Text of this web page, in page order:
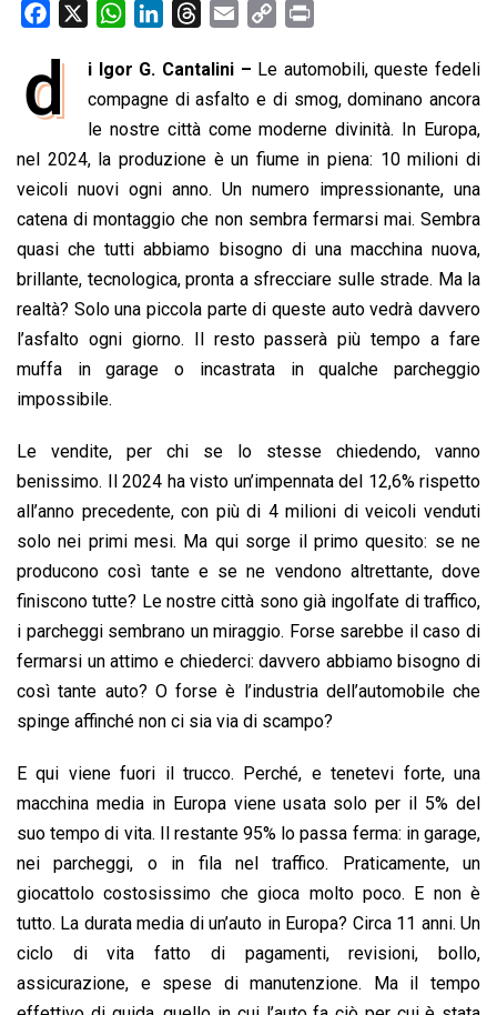
e
o
o
k
W
a
t
s
A
p
p
n
k
e
d
n
r
e
a
d
s
a
i
l
p
y
L
i
n
k
i
n
t
d i Igor G. Cantalini – Le automobili, queste fedeli
compagne di asfalto e di smog, dominano ancora
le nostre città come moderne divinità. In Europa,
nel 2024, la produzione è un fiume in piena: 10 milioni di
veicoli nuovi ogni anno. Un numero impressionante, una
catena di montaggio che non sembra fermarsi mai. Sembra
quasi che tutti abbiamo bisogno di una macchina nuova,
brillante, tecnologica, pronta a sfrecciare sulle strade. Ma la
realtà? Solo una piccola parte di queste auto vedrà davvero
l’asfalto ogni giorno. Il resto passerà più tempo a fare
muffa in garage o incastrata in qualche parcheggio
impossibile.
Le vendite, per chi se lo stesse chiedendo, vanno
benissimo. Il 2024 ha visto un’impennata del 12,6% rispetto
all’anno precedente, con più di 4 milioni di veicoli venduti
solo nei primi mesi. Ma qui sorge il primo quesito: se ne
producono così tante e se ne vendono altrettante, dove
finiscono tutte? Le nostre città sono già ingolfate di traffico,
i parcheggi sembrano un miraggio. Forse sarebbe il caso di
fermarsi un attimo e chiederci: davvero abbiamo bisogno di
così tante auto? O forse è l’industria dell’automobile che
spinge affinché non ci sia via di scampo?
E qui viene fuori il trucco. Perché, e tenetevi forte, una
macchina media in Europa viene usata solo per il 5% del
suo tempo di vita. Il restante 95% lo passa ferma: in garage,
nei parcheggi, o in fila nel traffico. Praticamente, un
giocattolo costosissimo che gioca molto poco. E non è
tutto. La durata media di un’auto in Europa? Circa 11 anni. Un
ciclo di vita fatto di pagamenti, revisioni, bollo,
assicurazione, e spese di manutenzione. Ma il tempo